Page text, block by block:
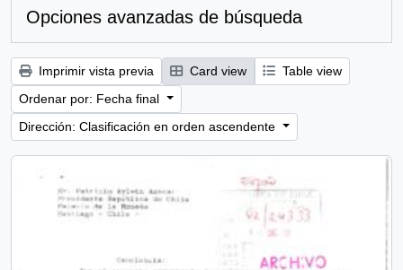
Opciones avanzadas de búsqueda
Imprimir vista previa Card view
Table view
Ordenar por: Fecha final
Dirección: Clasificación en orden ascendente